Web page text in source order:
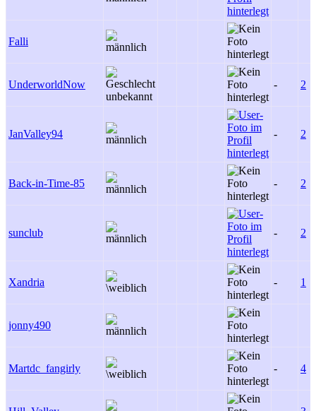
Falli
UnderworldNow - 2
JanValley94 - 2
Back-in-Time-85 - 2
sunclub - 2
Xandria - 1
jonny490
Martdc_fangirly - 4